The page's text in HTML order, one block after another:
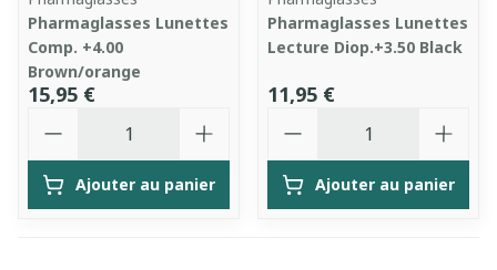
Pharmaglasses Lunettes
Comp. +4.00
Brown/orange
15,95 €
Ajouter au panier
Pharmaglasses Lunettes
Lecture Diop.+3.50 Black
11,95 €
Ajouter au panier